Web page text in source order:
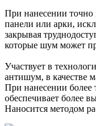
При нанесении точно
панели или арки,
закрывая
которые шум может
Участвует в
антишум, в качестве
При нанесении более
обеспечивает более
Наносится методом